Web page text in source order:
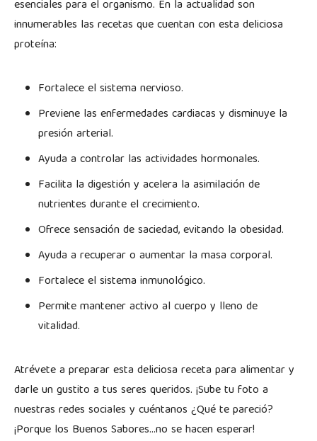
esenciales para el organismo. En la actualidad son
innumerables las recetas que cuentan con esta deliciosa
proteína:
Fortalece el sistema nervioso.
Previene las enfermedades cardiacas y disminuye la
presión arterial.
Ayuda a controlar las actividades hormonales.
Facilita la digestión y acelera la asimilación de
nutrientes durante el crecimiento.
Ofrece sensación de saciedad, evitando la obesidad.
Ayuda a recuperar o aumentar la masa corporal.
Fortalece el sistema inmunológico.
Permite mantener activo al cuerpo y lleno de
vitalidad.
Atrévete a preparar esta deliciosa receta para alimentar y
darle un gustito a tus seres queridos. ¡Sube tu foto a
nuestras redes sociales y cuéntanos ¿Qué te pareció?
¡Porque los Buenos Sabores…no se hacen esperar!